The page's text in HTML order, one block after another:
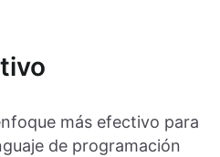
más efectivo para
de programación